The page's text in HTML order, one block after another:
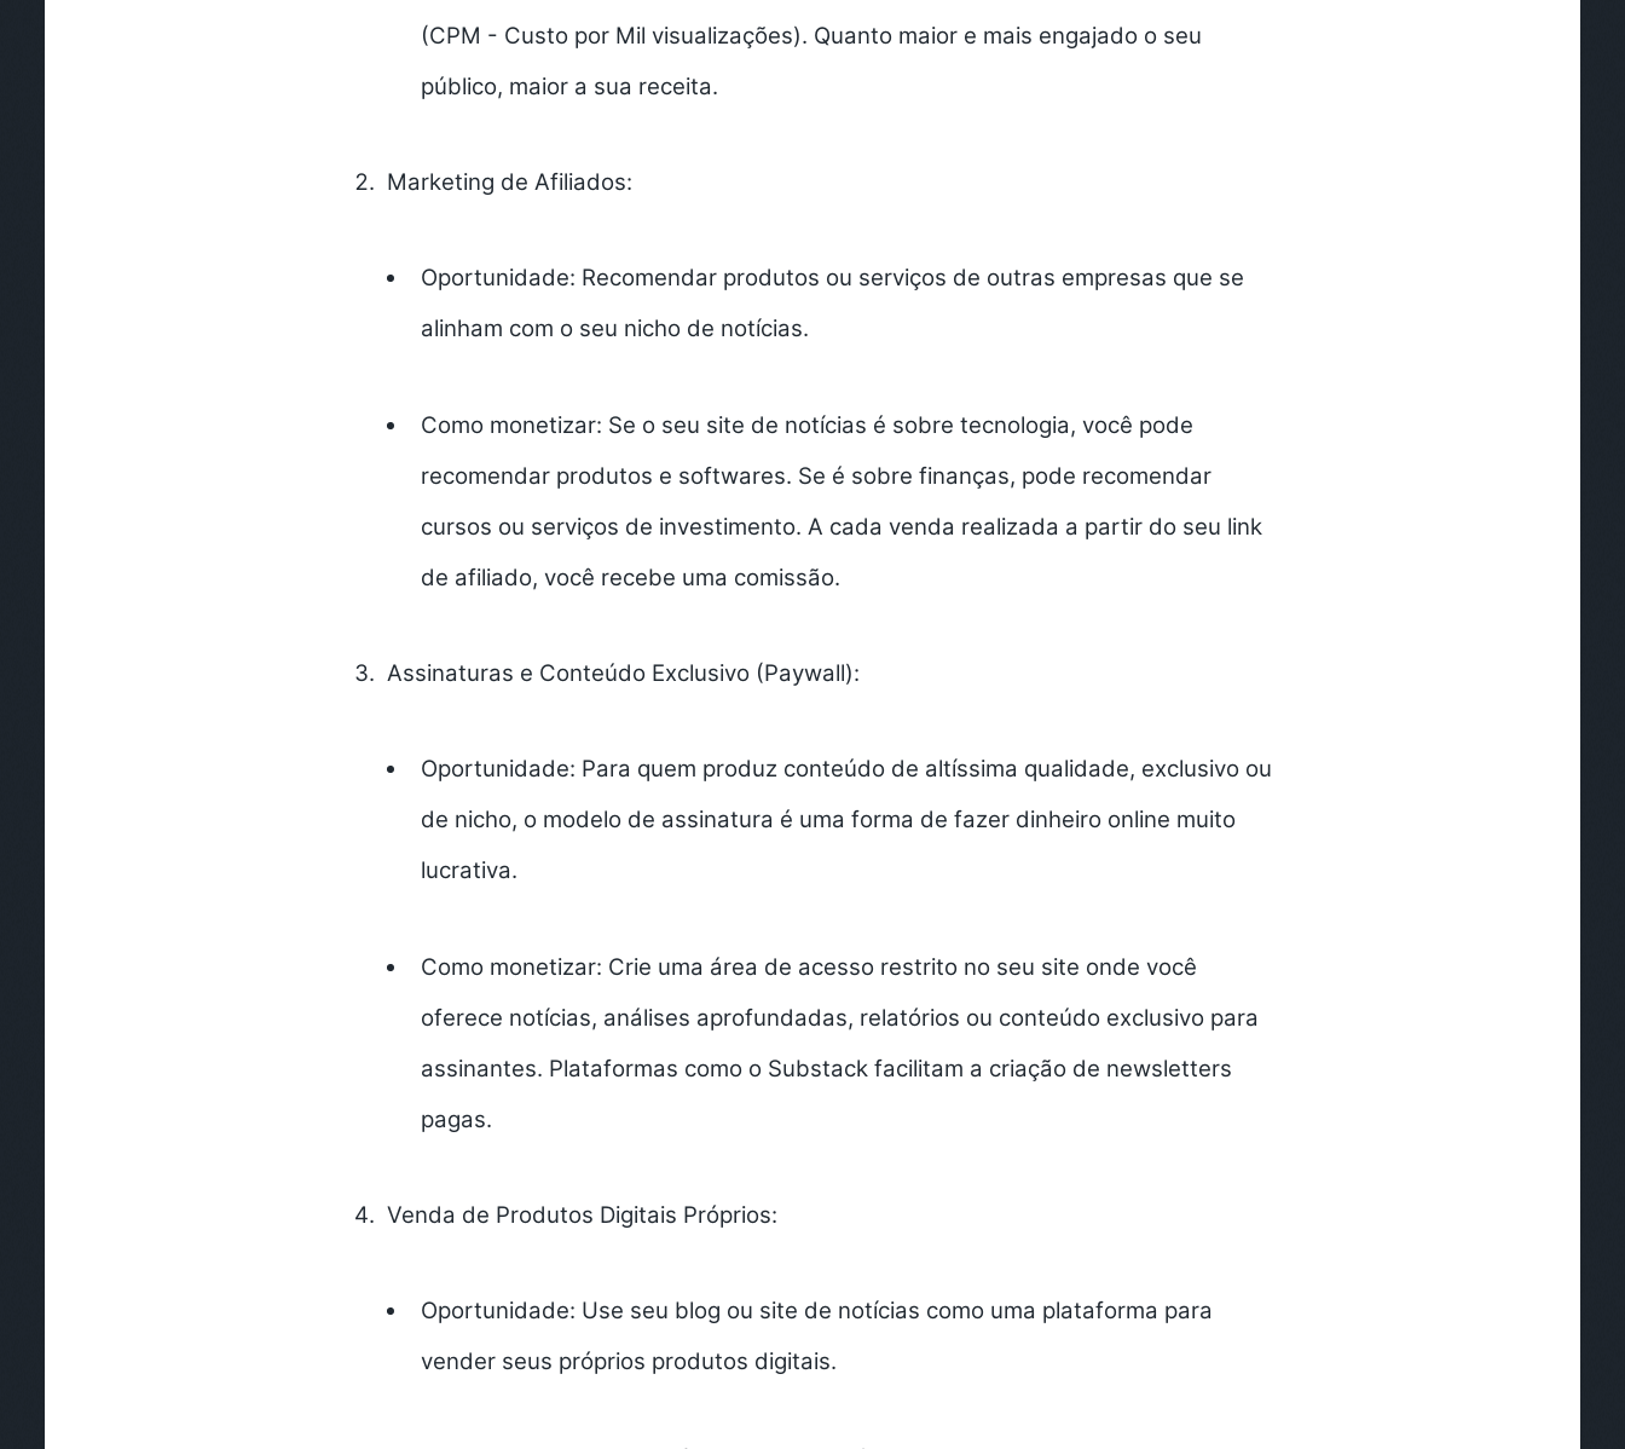
(CPM - Custo por Mil visualizações). Quanto maior e mais engajado o seu
público, maior a sua receita.
Marketing de Afiliados:
Oportunidade: Recomendar produtos ou serviços de outras empresas que se
alinham com o seu nicho de notícias.
Como monetizar: Se o seu site de notícias é sobre tecnologia, você pode
recomendar produtos e softwares. Se é sobre finanças, pode recomendar
cursos ou serviços de investimento. A cada venda realizada a partir do seu link
de afiliado, você recebe uma comissão.
Assinaturas e Conteúdo Exclusivo (Paywall):
Oportunidade: Para quem produz conteúdo de altíssima qualidade, exclusivo ou
de nicho, o modelo de assinatura é uma forma de fazer dinheiro online muito
lucrativa.
Como monetizar: Crie uma área de acesso restrito no seu site onde você
oferece notícias, análises aprofundadas, relatórios ou conteúdo exclusivo para
assinantes. Plataformas como o Substack facilitam a criação de newsletters
pagas.
Venda de Produtos Digitais Próprios:
Oportunidade: Use seu blog ou site de notícias como uma plataforma para
vender seus próprios produtos digitais.